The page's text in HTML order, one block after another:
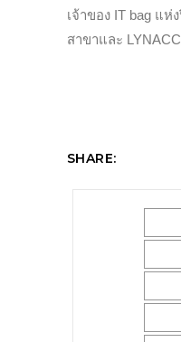
เจ้าของ IT bag แ
สาขาและ
SHARE: